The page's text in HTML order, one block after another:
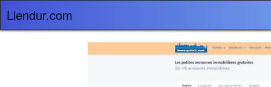
Liendur.com